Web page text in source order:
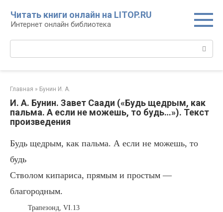
контенту
Читать книги онлайн на LITOP.RU
Интернет онлайн библиотека
Главная » Бунин И. А.
И. А. Бунин. Завет Саади («Будь щедрым, как
пальма. А если не можешь, то будь…»). Текст
произведения
Будь щедрым, как пальма. А если не можешь, то
будь
Стволом кипариса, прямым и простым —
благородным.
Трапезонд, VI.13